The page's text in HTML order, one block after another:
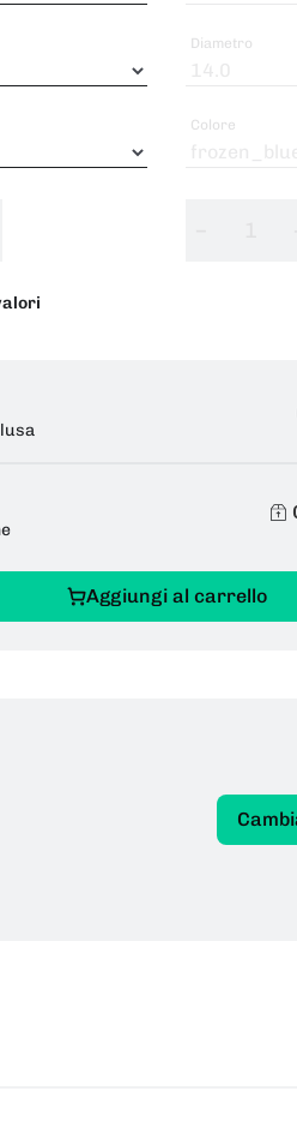
Diametro
Colore
Aggiungi al carrello